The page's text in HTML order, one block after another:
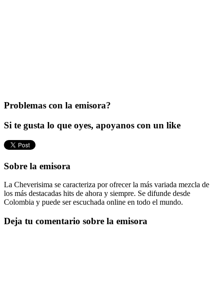
Problemas con la emisora?
Si te gusta lo que oyes, apoyanos con un like
Sobre la emisora
La Cheverisima se caracteriza por ofrecer la más variada mezcla de
los más destacadas hits de ahora y siempre. Se difunde desde
Colombia y puede ser escuchada online en todo el mundo.
Deja tu comentario sobre la emisora